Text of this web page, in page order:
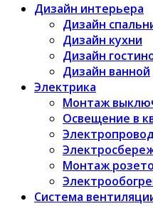
Дизайн интерьера
Дизайн
Дизайн кухни
Дизайн
Дизайн ванной
Электрика
Монтаж
Освещение в
Монтаж
Система